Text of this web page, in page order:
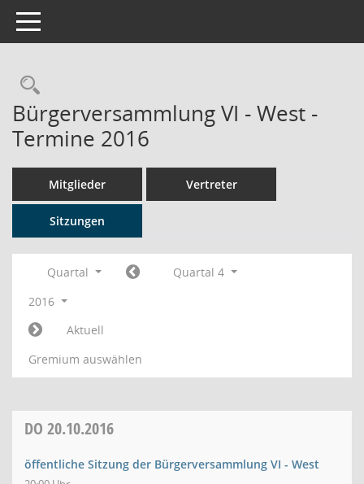
Toggle navigation
Rechercheauswahl
Bürgerversammlung VI - West -
Termine 2016
Mitglieder Vertreter
Sitzungen
Quartal
Quartal 4
2016
Aktuell
Gremium auswählen
DO 20.10.2016
öffentliche Sitzung der Bürgerversammlung VI - West